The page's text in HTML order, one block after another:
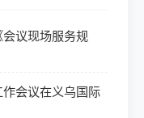
议现场服务规
会议在义乌国际